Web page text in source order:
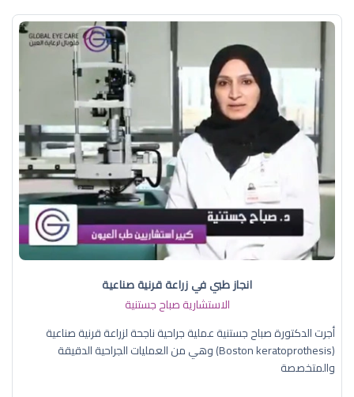
انجاز طبي في زراعة قرنية صناعية
الاستشارية صباح جستنية
أجرت الدكتورة صباح جستنية عملية جراحية ناجحة لزراعة قرنية صناعية
(Boston keratoprothesis) وهي من العمليات الجراحية الدقيقة
والمتخصصة